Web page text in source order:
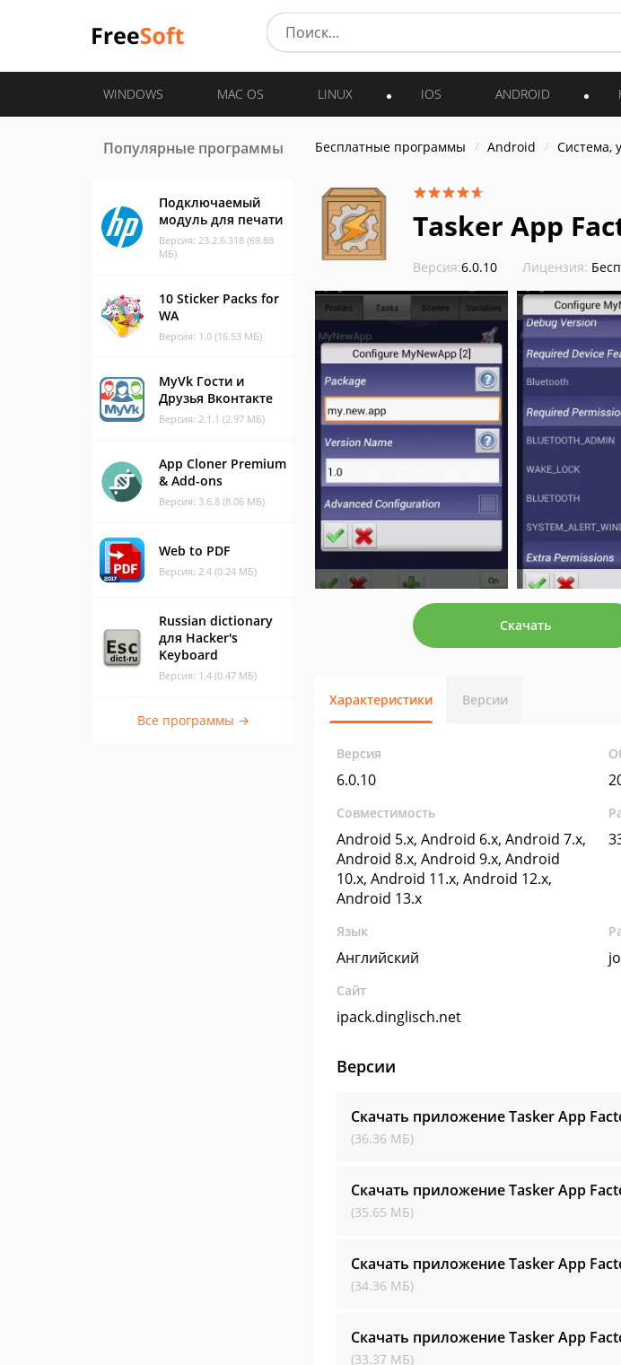
WINDOWS MAC OS LINUX IOS ANDROID
Популярные программы
Подключаемый
модуль для печати
Версия: 23.2.6.318 (69.88
МБ)
10 Sticker Packs for
WA
Версия: 1.0 (16.53 МБ)
MyVk Гости и
Друзья Вконтакте
Версия: 2.1.1 (2.97 МБ)
App Cloner Premium
& Add-ons
Версия: 3.6.8 (8.06 МБ)
Web to PDF
Версия: 2.4 (0.24 МБ)
Russian dictionary
для Hacker's
Keyboard
Версия: 1.4 (0.47 МБ)
Все программы →
Бесплатные программы Android Система,
Tasker App
Версия:6.0.10 Лицензия:
Скачать
Характеристики Версии
Версия
6.0.10
Совместимость
Android 5.x, Android 6.x, Android 7.x,
Android 8.x, Android 9.x, Android
10.x, Android 11.x, Android 12.x,
Android 13.x
Язык
Английский
Сайт
ipack.dinglisch.net
Версии
Скачать приложение Tasker App
(36.36 МБ)
Скачать приложение Tasker App
(35.65 МБ)
Скачать приложение Tasker App
(34.36 МБ)
Скачать приложение Tasker App
(33.37 МБ)